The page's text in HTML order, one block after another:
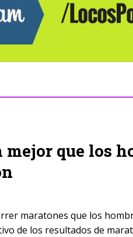
que los
maratones que los
de los resultados de